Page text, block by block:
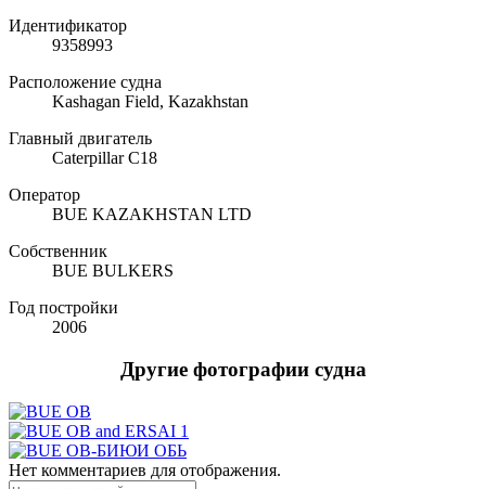
Идентификатор
9358993
Расположение судна
Kashagan Field, Kazakhstan
Главный двигатель
Caterpillar C18
Оператор
BUE KAZAKHSTAN LTD
Собственник
BUE BULKERS
Год постройки
2006
Другие фотографии судна
Нет комментариев для отображения.